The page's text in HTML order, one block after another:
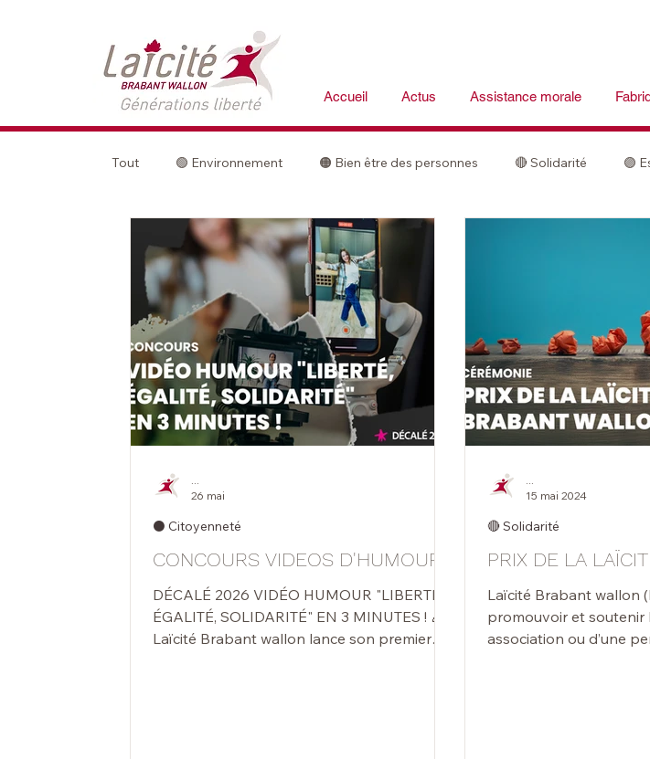
Accueil Actus Assistance morale
Tout 🟢 Environnement 🟠 Bien être des personnes 🔴 Solidarité 🟣
CONCOURS VIDEOS D'HUMOUR
DÉCALÉ 2026 VIDÉO HUMOUR "LIBERTÉ,
ÉGALITÉ, SOLIDARITÉ" EN 3 MINUTES ! 🎉
Laïcité Brabant wallon lance son premier
⚫️ Citoyenneté
26 mai
PRIX DE LA
Laïcité Brabant wallon
promouvoir et soutenir
association ou d’une
🔴 Solidarité
15 mai 2024